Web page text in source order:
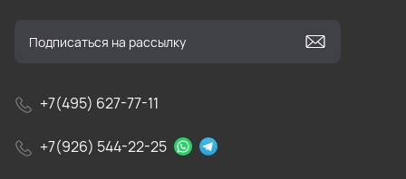
+7(495) 627-77-11
+7(926) 544-22-25